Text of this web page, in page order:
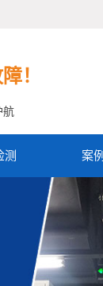
！
航
测 案